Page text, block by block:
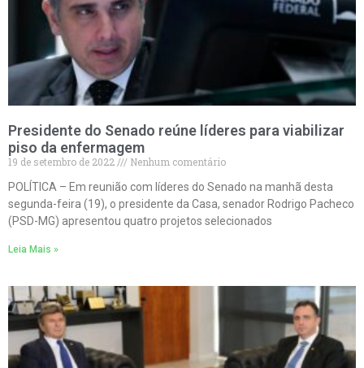
Presidente do Senado reúne líderes para viabilizar
piso da enfermagem
19 de setembro de 2022
Nenhum comentário
POLÍTICA – Em reunião com líderes do Senado na manhã desta
segunda-feira (19), o presidente da Casa, senador Rodrigo Pacheco
(PSD-MG) apresentou quatro projetos selecionados
Leia Mais »